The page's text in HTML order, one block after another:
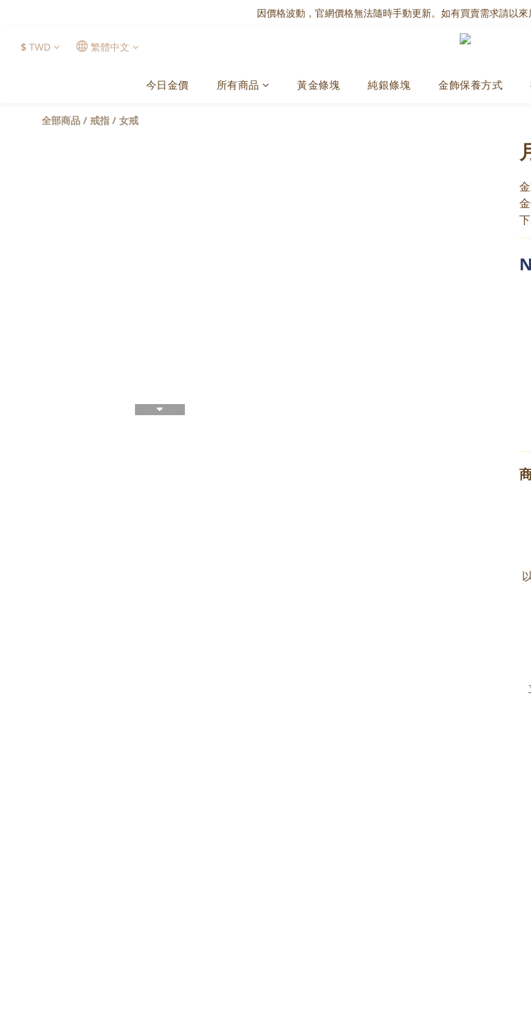
因價格波動，官網價格無法隨時手動更新。如有買賣需求請以來
$ TWD 繁體中文
今日金價 所有商品 黃金條塊 純銀條塊 金飾保養方式
全部商品 / 戒指 / 女戒